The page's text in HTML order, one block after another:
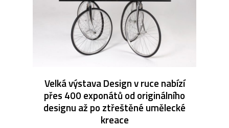
Velká výstava Design v ruce nabízí
přes 400 exponátů od originálního
designu až po ztřeštěné umělecké
kreace